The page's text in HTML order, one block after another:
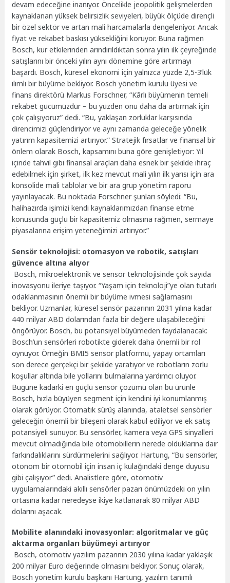
devam edeceğine inanıyor. Öncelikle jeopolitik gelişmelerden
kaynaklanan yüksek belirsizlik seviyeleri, büyük ölçüde dirençli
bir özel sektör ve artan mali harcamalarla dengeleniyor. Ancak
fiyat ve rekabet baskısı yüksekliğini koruyor. Buna rağmen
Bosch, kur etkilerinden arındırıldıktan sonra yılın ilk çeyreğinde
satışlarını bir önceki yılın aynı dönemine göre artırmayı
başardı. Bosch, küresel ekonomi için yalnızca yüzde 2,5-3’lük
ılımlı bir büyüme bekliyor. Bosch yönetim kurulu üyesi ve
finans direktörü Markus Forschner, “Kârlı büyümenin temeli
rekabet gücümüzdür – bu yüzden onu daha da artırmak için
çok çalışıyoruz” dedi. “Bu, yaklaşan zorluklar karşısında
direncimizi güçlendiriyor ve aynı zamanda geleceğe yönelik
yatırım kapasitemizi artırıyor.” Stratejik fırsatlar ve finansal bir
önlem olarak Bosch, kapsamını buna göre genişletiyor: Yıl
içinde tahvil gibi finansal araçları daha esnek bir şekilde ihraç
edebilmek için şirket, ilk kez mevcut mali yılın ilk yarısı için ara
konsolide mali tablolar ve bir ara grup yönetim raporu
yayınlayacak. Bu noktada Forschner şunları söyledi: “Bu,
halihazırda işimizi kendi kaynaklarımızdan finanse etme
konusunda güçlü bir kapasitemiz olmasına rağmen, sermaye
piyasalarına erişim yeteneğimizi artırıyor.”
Sensör teknolojisi: otomasyon ve robotik, satışları
güvence altına alıyor
Bosch, mikroelektronik ve sensör teknolojisinde çok sayıda
inovasyonu ileriye taşıyor. “Yaşam için teknoloji”ye olan tutarlı
odaklanmasının önemli bir büyüme ivmesi sağlamasını
bekliyor. Uzmanlar, küresel sensör pazarının 2031 yılına kadar
440 milyar ABD dolarından fazla bir değere ulaşabileceğini
öngörüyor. Bosch, bu potansiyel büyümeden faydalanacak:
Bosch’un sensörleri robotikte giderek daha önemli bir rol
oynuyor. Örneğin BMI5 sensör platformu, yapay ortamları
son derece gerçekçi bir şekilde yaratıyor ve robotların zorlu
koşullar altında bile yollarını bulmalarına yardımcı oluyor.
Bugüne kadarki en güçlü sensör çözümü olan bu ürünle
Bosch, hızla büyüyen segment için kendini iyi konumlanmış
olarak görüyor. Otomatik sürüş alanında, ataletsel sensörler
geleceğin önemli bir bileşeni olarak kabul ediliyor ve ek satış
potansiyeli sunuyor. Bu sensörler, kamera veya GPS sinyalleri
mevcut olmadığında bile otomobillerin nerede olduklarına dair
farkındalıklarını sürdürmelerini sağlıyor. Hartung, “Bu sensörler,
otonom bir otomobil için insan iç kulağındaki denge duyusu
gibi çalışıyor” dedi. Analistlere göre, otomotiv
uygulamalarındaki akıllı sensörler pazarı önümüzdeki on yılın
ortasına kadar neredeyse ikiye katlanarak 80 milyar ABD
dolarını aşacak.
Mobilite alanındaki inovasyonlar: algoritmalar ve güç
aktarma organları büyümeyi artırıyor
Bosch, otomotiv yazılım pazarının 2030 yılına kadar yaklaşık
200 milyar Euro değerinde olmasını bekliyor. Sonuç olarak,
Bosch yönetim kurulu başkanı Hartung, yazılım tanımlı